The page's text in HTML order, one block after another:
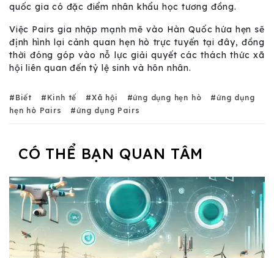
quốc gia có đặc điểm nhân khẩu học tương đồng.
Việc Pairs gia nhập mạnh mẽ vào Hàn Quốc hứa hẹn sẽ
định hình lại cảnh quan hẹn hò trực tuyến tại đây, đồng
thời đóng góp vào nỗ lực giải quyết các thách thức xã
hội liên quan đến tỷ lệ sinh và hôn nhân.
Biết Kinh tế Xã hội ứng dụng hẹn hò
ứng dụng
hẹn hò Pairs
ứng dụng Pairs
CÓ THỂ BẠN QUAN TÂM